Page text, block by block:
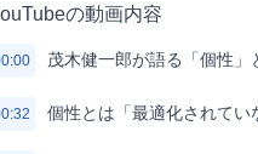
の動画内容
茂木健一郎が語る「個性」
個性とは「最適化されてい